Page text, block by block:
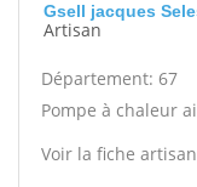
Gsell jacques
Artisan
Département: 67
Pompe à chaleur
Voir la fiche